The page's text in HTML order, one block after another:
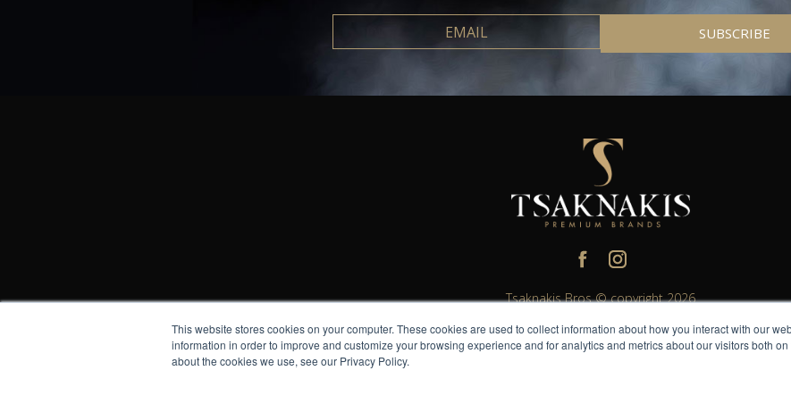
This website stores cookies on your computer. These cookies are used to collect information about how you interact with our
information in order to improve and customize your browsing experience and for analytics and metrics about our visitors both
about the cookies we use, see our Privacy Policy.
Tsaknakis Bros © copyright 2026
All rights reserved. All other trademarks and trade names are properties of their
Please do not share or forward with anyone under the legal drinking